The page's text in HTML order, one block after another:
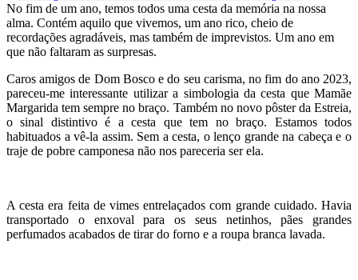
No fim de um ano, temos todos uma cesta da memória na nossa
alma. Contém aquilo que vivemos, um ano rico, cheio de
recordações agradáveis, mas também de imprevistos. Um ano em
que não faltaram as surpresas.
Caros amigos de Dom Bosco e do seu carisma, no fim do ano 2023,
pareceu-me interessante utilizar a simbologia da cesta que Mamãe
Margarida tem sempre no braço. Também no novo pôster da Estreia,
o sinal distintivo é a cesta que tem no braço. Estamos todos
habituados a vê-la assim. Sem a cesta, o lenço grande na cabeça e o
traje de pobre camponesa não nos pareceria ser ela.
A cesta era feita de vimes entrelaçados com grande cuidado. Havia
transportado o enxoval para os seus netinhos, pães grandes
perfumados acabados de tirar do forno e a roupa branca lavada.